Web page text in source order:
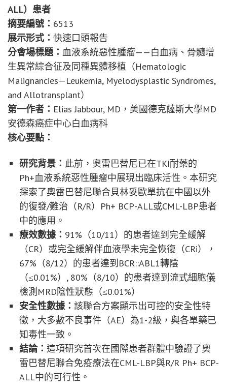
ALL）患者
摘要編號： 6513
展示形式： 快速口頭報告
分會場標題： 血液系統惡性腫瘤——白血病、骨髓增
生異常綜合征及同種異體移植（Hematologic
Malignancies—Leukemia, Myelodysplastic Syndromes,
and Allotransplant）
第一作者： Elias Jabbour, MD，美國德克薩斯大學MD
安德森癌症中心白血病科
核心要點：
研究背景： 此前，奧雷巴替尼已在TKI耐藥的
Ph+血液系統惡性腫瘤中展現出臨床活性。本研究
探索了奧雷巴替尼聯合貝林妥歐單抗在中國以外
的復發/難治（R/R）Ph+ BCP-ALL或CML-LBP患者
中的應用。
療效數據： 91%（10/11）的患者達到完全緩解
（CR）或完全緩解伴血液學未完全恢復（CRi），
67%（8/12）的患者達到BCR::ABL1轉陰
（≤0.01%）, 80%（8/10）的患者達到流式細胞儀
檢測MRD陰性狀態（≤0.01%）
安全性數據：該聯合方案顯示出可控的安全性特
徵，大多數不良事件（AE）為1-2級，與各單藥已
知毒性一致。
結論：這項研究首次在國際患者群體中驗證了奧
雷巴替尼聯合免疫療法在CML-LBP與R/R Ph+ BCP-
ALL中的可行性。